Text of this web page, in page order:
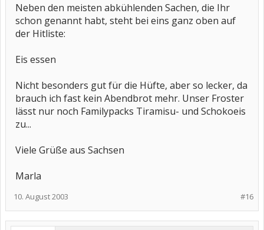
Neben den meisten abkühlenden Sachen, die Ihr
schon genannt habt, steht bei eins ganz oben auf
der Hitliste:
Eis essen
Nicht besonders gut für die Hüfte, aber so lecker, da
brauch ich fast kein Abendbrot mehr. Unser Froster
lässt nur noch Familypacks Tiramisu- und Schokoeis
zu...
Viele Grüße aus Sachsen
Marla
#16
10. August 2003